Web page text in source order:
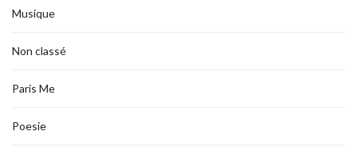
Musique
Non classé
Paris Me
Poesie